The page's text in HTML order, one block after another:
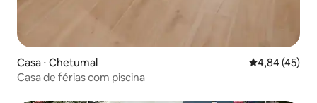
Casa ⋅ Chetumal 4,84 de uma
4,84 (45)
Casa de férias com piscina